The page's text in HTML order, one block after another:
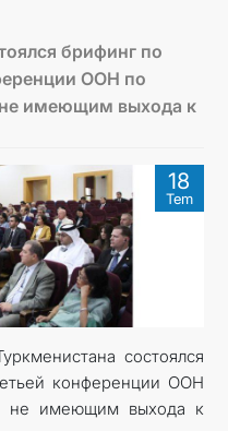
IŞLEMLERI
брифинг по
ООН по
имеющим выхода к
18
Tem
состоялся
конференции ООН
не имеющим выхода к